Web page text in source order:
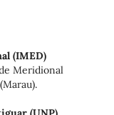
(IMED)
Meridional